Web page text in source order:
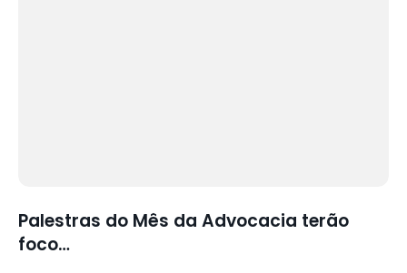
Palestras do Mês da Advocacia terão
foco…